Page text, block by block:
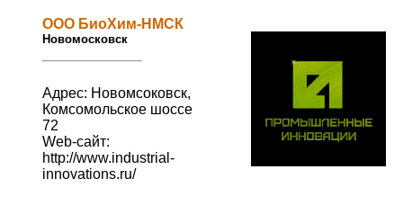
ООО БиоХим-НМСК
Новомосковск
Адрес: Новомсоковск,
Комсомольское шоссе
72
Web-сайт:
http://www.industrial-
innovations.ru/